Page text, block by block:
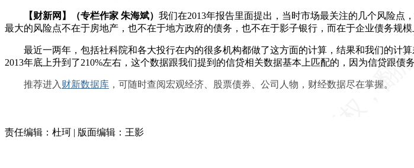
【财新网】（专栏作家 朱海斌） 我们在2013年报告里面提出，当时市场最关注的几个风险点
最大的风险点不在于房地产，也不在于地方政府的债务，也不在于影子银行，而在于企业债务规
最近一两年，包括社科院和各大投行在内的很多机构都做了这方面的计算，结果和我们的计算
2013年底上升到了210%左右，这个数据跟我们提到的信贷相关数据基本上匹配的，因为信贷跟债
推荐进入 财新数据库 ，可随时查阅宏观经济、股票债券、公司人物，财经数据尽在掌握。
责任编辑：杜珂 | 版面编辑：王影